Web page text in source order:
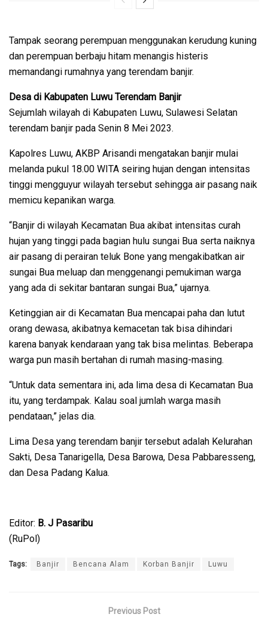
Tampak seorang perempuan menggunakan kerudung kuning
dan perempuan berbaju hitam menangis histeris
memandangi rumahnya yang terendam banjir.
Desa di Kabupaten Luwu Terendam Banjir
Sejumlah wilayah di Kabupaten Luwu, Sulawesi Selatan
terendam banjir pada Senin 8 Mei 2023.
Kapolres Luwu, AKBP Arisandi mengatakan banjir mulai
melanda pukul 18.00 WITA seiring hujan dengan intensitas
tinggi mengguyur wilayah tersebut sehingga air pasang naik
memicu kepanikan warga.
“Banjir di wilayah Kecamatan Bua akibat intensitas curah
hujan yang tinggi pada bagian hulu sungai Bua serta naiknya
air pasang di perairan teluk Bone yang mengakibatkan air
sungai Bua meluap dan menggenangi pemukiman warga
yang ada di sekitar bantaran sungai Bua,” ujarnya.
Ketinggian air di Kecamatan Bua mencapai paha dan lutut
orang dewasa, akibatnya kemacetan tak bisa dihindari
karena banyak kendaraan yang tak bisa melintas. Beberapa
warga pun masih bertahan di rumah masing-masing.
“Untuk data sementara ini, ada lima desa di Kecamatan Bua
itu, yang terdampak. Kalau soal jumlah warga masih
pendataan,” jelas dia.
Lima Desa yang terendam banjir tersebut adalah Kelurahan
Sakti, Desa Tanarigella, Desa Barowa, Desa Pabbaresseng,
dan Desa Padang Kalua.
Editor: B. J Pasaribu
(RuPol)
Tags: Banjir Bencana Alam Korban Banjir Luwu
Previous Post